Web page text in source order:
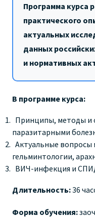
Программа курса
практического
актуальных
данных
и нормативных
В программе курса:
Принципы, методы и
паразитарными
Актуальные вопросы
гельминтологии,
ВИЧ-инфекция и
Длительность:36
Форма обучения: